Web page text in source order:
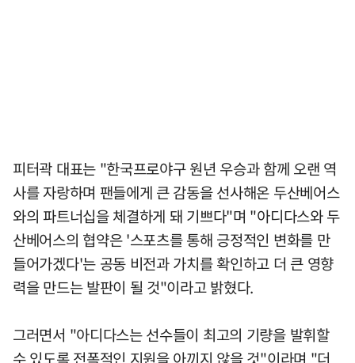
피터곽 대표는 "한국프로야구 원년 우승과 함께 오랜 역
사를 자랑하며 팬들에게 큰 감동을 선사해온 두산베어스
와의 파트너십을 체결하게 돼 기쁘다"며 "아디다스와 두
산베어스의 협약은 '스포츠를 통해 긍정적인 변화를 만
들어가겠다'는 공동 비전과 가치를 확인하고 더 큰 영향
력을 만드는 발판이 될 것"이라고 밝혔다.
그러면서 "아디다스는 선수들이 최고의 기량을 발휘할